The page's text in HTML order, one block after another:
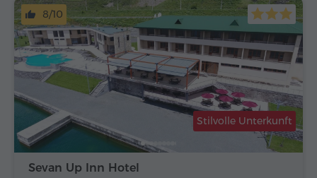
Sevan Up Inn Hotel
Stilvolle Unterkunft
8/10